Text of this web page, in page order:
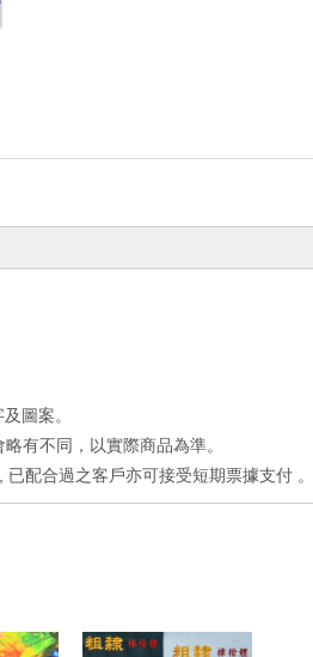
圖案。
有不同，以實際商品為準。
配合過之客戶亦可接受短期票據支付 。